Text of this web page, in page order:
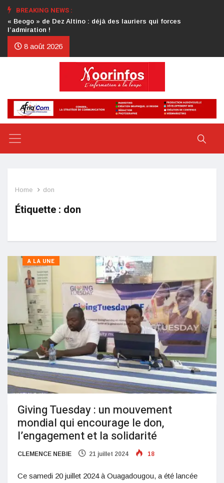
BREAKING NEWS :
Crise au CDP : l’authentification de la lettre du président
d’honneur toujours attendue
8 août 2026
Home don
Étiquette : don
A LA UNE
Giving Tuesday : un mouvement
mondial qui encourage le don,
l’engagement et la solidarité
CLEMENCE NEBIE 21 juillet 2024 18
Ce samedi 20 juillet 2024 à Ouagadougou, a été lancée